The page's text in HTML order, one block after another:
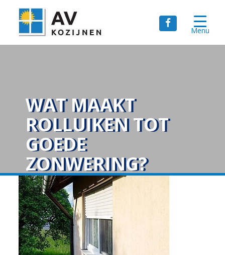
WAT MAAKT
ROLLUIKEN TOT
GOEDE
ZONWERING?
Menu